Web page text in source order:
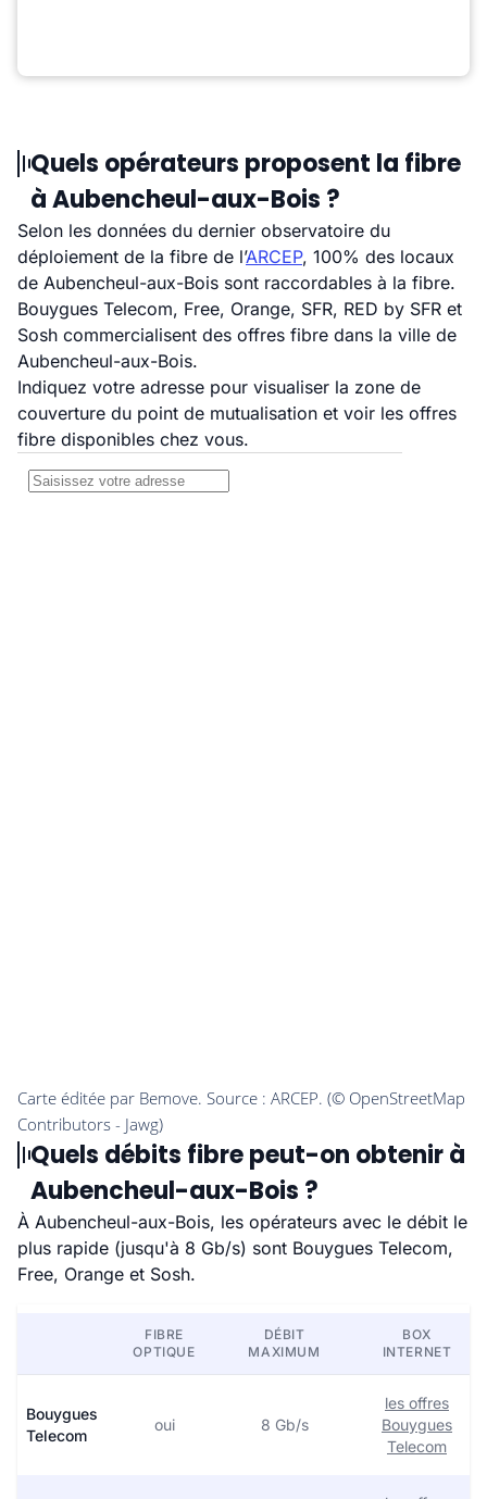
Quels opérateurs proposent la fibre
à Aubencheul-aux-Bois ?
Selon les données du dernier observatoire du
déploiement de la fibre de l’ARCEP, 100% des locaux
de Aubencheul-aux-Bois sont raccordables à la fibre.
Bouygues Telecom, Free, Orange, SFR, RED by SFR et
Sosh commercialisent des offres fibre dans la ville de
Aubencheul-aux-Bois.
Indiquez votre adresse pour visualiser la zone de
couverture du point de mutualisation et voir les offres
fibre disponibles chez vous.
Quels débits fibre peut-on obtenir à
Aubencheul-aux-Bois ?
À Aubencheul-aux-Bois, les opérateurs avec le débit le
plus rapide (jusqu'à 8 Gb/s) sont Bouygues Telecom,
Free, Orange et Sosh.
FIBRE
OPTIQUE
DÉBIT
MAXIMUM
BOX
INTERNET
Bouygues
Telecom
oui 8 Gb/s
les offres
Bouygues
Telecom